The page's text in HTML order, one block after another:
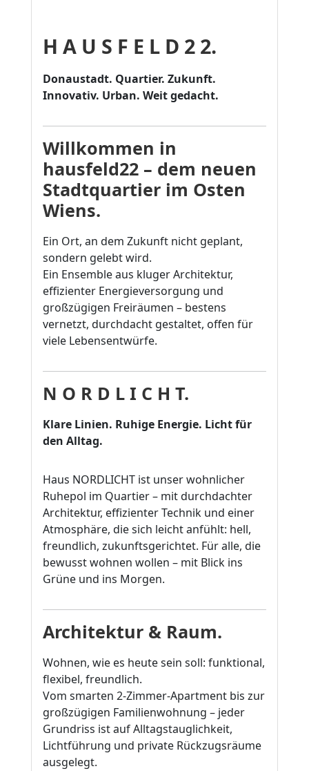
H A U S F E L D 2 2.
Donaustadt. Quartier. Zukunft.
Innovativ. Urban. Weit gedacht.
Willkommen in
hausfeld22 – dem neuen
Stadtquartier im Osten
Wiens.
Ein Ort, an dem Zukunft nicht geplant,
sondern gelebt wird.
Ein Ensemble aus kluger Architektur,
effizienter Energieversorgung und
großzügigen Freiräumen – bestens
vernetzt, durchdacht gestaltet, offen für
viele Lebensentwürfe.
N O R D L I C H T.
Klare Linien. Ruhige Energie. Licht für
den Alltag.
Haus NORDLICHT ist unser wohnlicher
Ruhepol im Quartier – mit durchdachter
Architektur, effizienter Technik und einer
Atmosphäre, die sich leicht anfühlt: hell,
freundlich, zukunftsgerichtet. Für alle, die
bewusst wohnen wollen – mit Blick ins
Grüne und ins Morgen.
Architektur & Raum.
Wohnen, wie es heute sein soll: funktional,
flexibel, freundlich.
Vom smarten 2-Zimmer-Apartment bis zur
großzügigen Familienwohnung – jeder
Grundriss ist auf Alltagstauglichkeit,
Lichtführung und private Rückzugsräume
ausgelegt.